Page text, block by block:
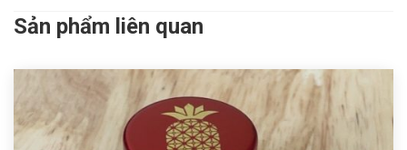
Sản phẩm liên quan